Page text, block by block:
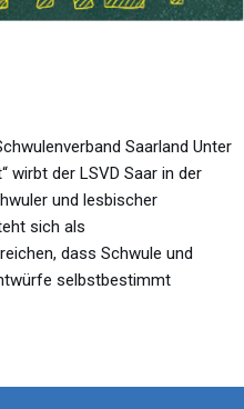
Saarland Unter
wirbt der LSVD Saar in der
und lesbischer
sich als
dass Schwule und
selbstbestimmt